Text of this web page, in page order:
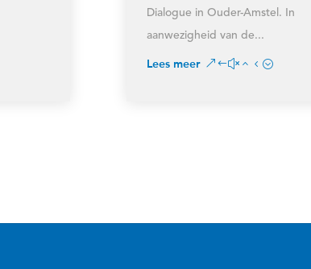
Dialogue in Ouder-Amstel. In
aanwezigheid van de...
Lees meer